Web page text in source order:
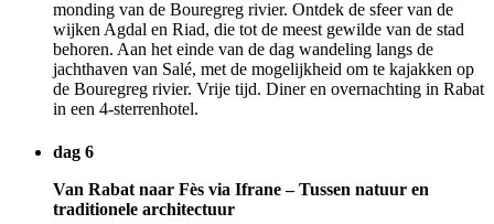
monding van de Bouregreg rivier. Ontdek de sfeer van de
wijken Agdal en Riad, die tot de meest gewilde van de stad
behoren. Aan het einde van de dag wandeling langs de
jachthaven van Salé, met de mogelijkheid om te kajakken op
de Bouregreg rivier. Vrije tijd. Diner en overnachting in Rabat
in een 4-sterrenhotel.
dag 6
Van Rabat naar Fès via Ifrane – Tussen natuur en
traditionele architectuur